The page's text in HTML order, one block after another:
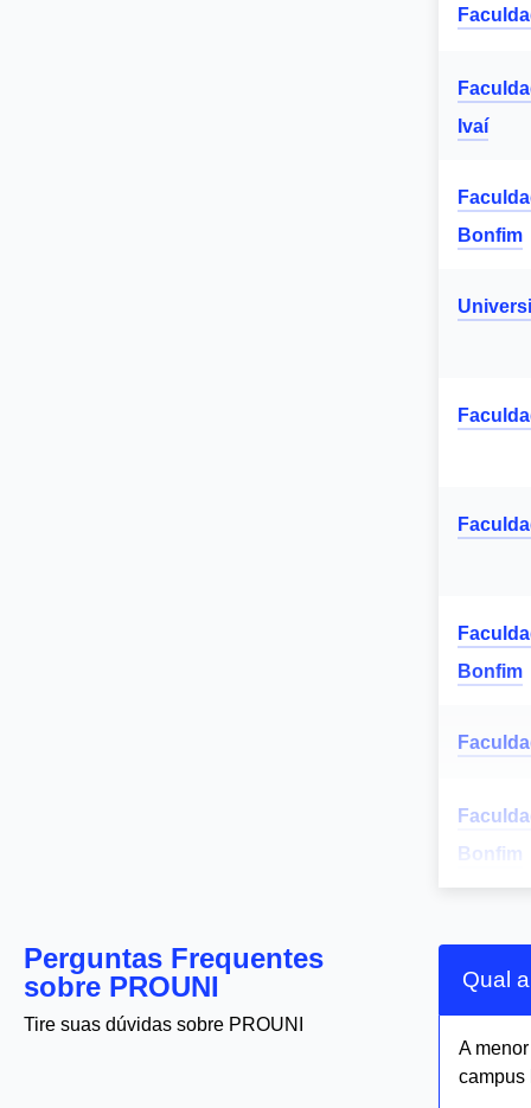
Ivaí
Bonfim
Bonfim
Bonfim
Perguntas Frequentes
sobre PROUNI
Tire suas dúvidas sobre PROUNI
Qual
A menor
campus